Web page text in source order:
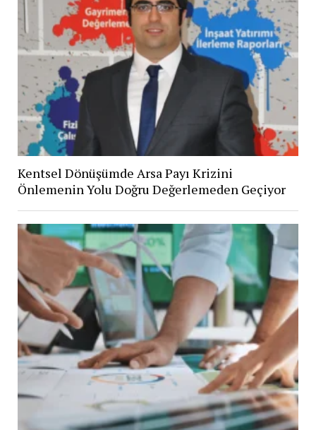
Kentsel Dönüşümde Arsa Payı Krizini
Önlemenin Yolu Doğru Değerlemeden Geçiyor